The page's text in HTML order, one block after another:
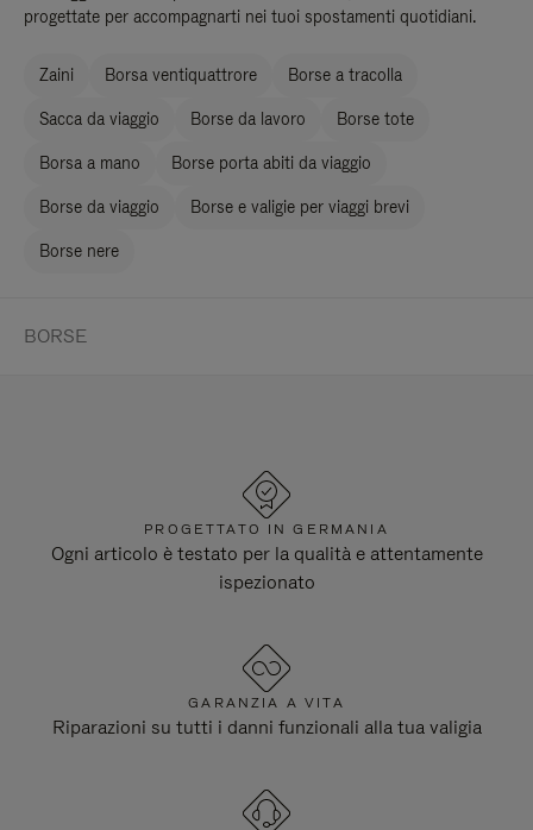
progettate per accompagnarti nei tuoi spostamenti quotidiani.
Zaini Borsa ventiquattrore Borse a tracolla
Sacca da viaggio Borse da lavoro Borse tote
Borsa a mano Borse porta abiti da viaggio
Borse da viaggio Borse e valigie per viaggi brevi
Borse nere
BORSE
PROGETTATO IN GERMANIA
Ogni articolo è testato per la qualità e attentamente
ispezionato
GARANZIA A VITA
Riparazioni su tutti i danni funzionali alla tua valigia